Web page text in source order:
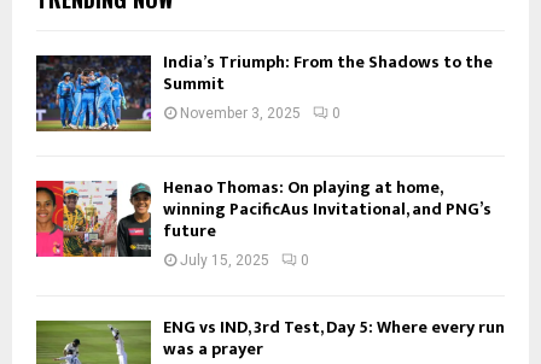
India’s Triumph: From the Shadows to the
Summit
November 3, 2025 0
Henao Thomas: On playing at home,
winning PacificAus Invitational, and PNG’s
future
July 15, 2025 0
ENG vs IND, 3rd Test, Day 5: Where every run
was a prayer